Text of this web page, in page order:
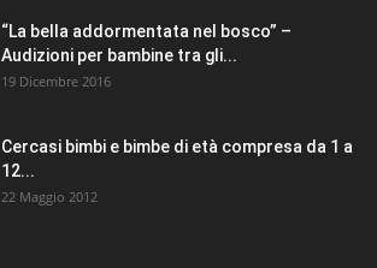
“La bella addormentata nel bosco” –
Audizioni per bambine tra gli...
19 Dicembre 2016
Cercasi bimbi e bimbe di età compresa da 1 a
12...
22 Maggio 2012